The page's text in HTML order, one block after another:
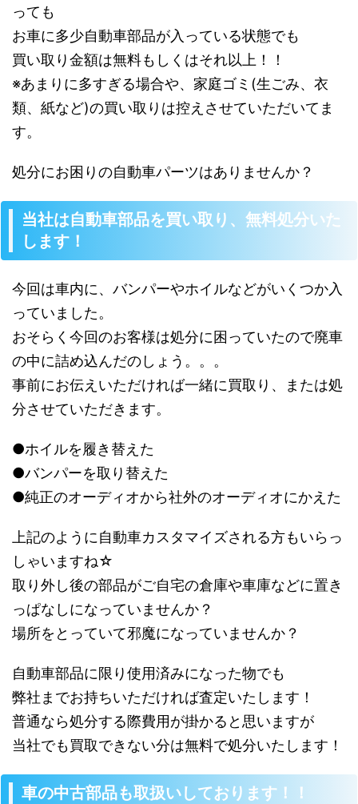
っても
お車に多少自動車部品が入っている状態でも
買い取り金額は無料もしくはそれ以上！！
※あまりに多すぎる場合や、家庭ゴミ(生ごみ、衣
類、紙など)の買い取りは控えさせていただいてま
す。
処分にお困りの自動車パーツはありませんか？
当社は自動車部品を買い取り、無料処分いた
します！
今回は車内に、バンパーやホイルなどがいくつか入
っていました。
おそらく今回のお客様は処分に困っていたので廃車
の中に詰め込んだのしょう。。。
事前にお伝えいただければ一緒に買取り、または処
分させていただきます。
●ホイルを履き替えた
●バンパーを取り替えた
●純正のオーディオから社外のオーディオにかえた
上記のように自動車カスタマイズされる方もいらっ
しゃいますね☆
取り外し後の部品がご自宅の倉庫や車庫などに置き
っぱなしになっていませんか？
場所をとっていて邪魔になっていませんか？
自動車部品に限り使用済みになった物でも
弊社までお持ちいただければ査定いたします！
普通なら処分する際費用が掛かると思いますが
当社でも買取できない分は無料で処分いたします！
車の中古部品も取扱いしております！！